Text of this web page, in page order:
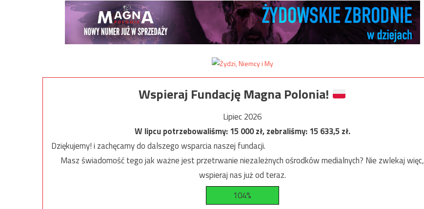
Wspieraj Fundację Magna Polonia!
Lipiec 2026
W lipcu potrzebowaliśmy:15 000zł, zebraliśmy:15 633,5zł.
Dziękujemy! i zachęcamy do dalszego wsparcia naszej fundacji.
Masz świadomość tego jak ważne jest przetrwanie niezależnych ośrodków medialnych? Nie zwlekaj więc,
wspieraj nas już od teraz.
104%